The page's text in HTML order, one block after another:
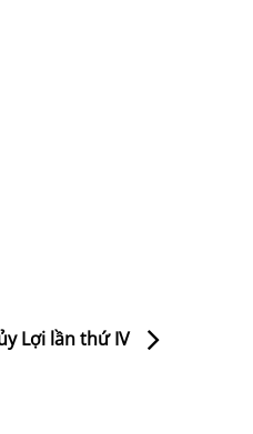
Lợi lần thứ IV